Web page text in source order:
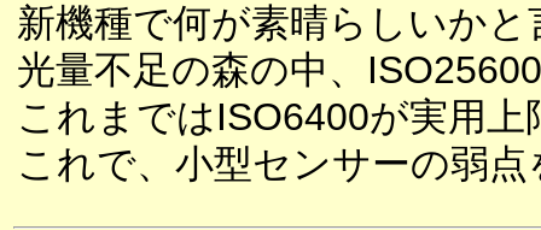
新機種で何が素晴らしいか
光量不足の森の中、
これまではISO6400が実用
これで、小型センサーの弱